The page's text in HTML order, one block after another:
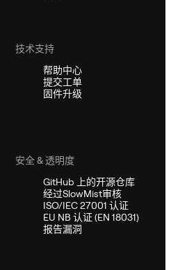
技术支持
帮助中心
提交工单
固件升级
安全 & 透明度
GitHub 上的开源仓库
经过SlowMist审核
ISO/IEC 27001 认证
EU NB 认证 (EN 18031)
报告漏洞